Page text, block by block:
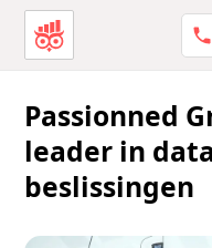
Passionned
leader in
beslissingen